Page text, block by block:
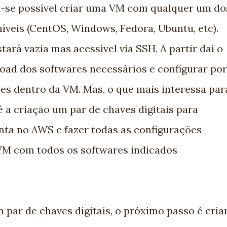
possível criar uma VM com qualquer um
(CentOS, Windows, Fedora, Ubuntu, etc).
vazia mas acessível via SSH. A partir daí o
dos softwares necessários e configurar por
dentro da VM. Mas, o que mais interessa
a criação um par de chaves digitais para
no AWS e fazer todas as configurações
com todos os softwares indicados
par de chaves digitais, o próximo passo é